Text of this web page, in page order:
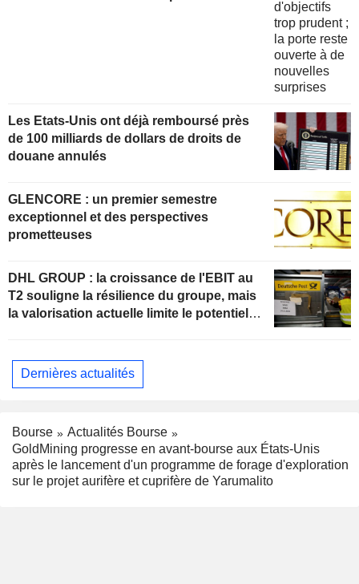
Les Etats-Unis ont déjà remboursé près
de 100 milliards de dollars de droits de
douane annulés
GLENCORE : un premier semestre
exceptionnel et des perspectives
prometteuses
DHL GROUP : la croissance de l'EBIT au
T2 souligne la résilience du groupe, mais
la valorisation actuelle limite le potentiel
Dernières actualités
Bourse
Actualités Bourse
GoldMining progresse en avant-bourse aux États-Unis
après le lancement d'un programme de forage d'exploration
sur le projet aurifère et cuprifère de Yarumalito